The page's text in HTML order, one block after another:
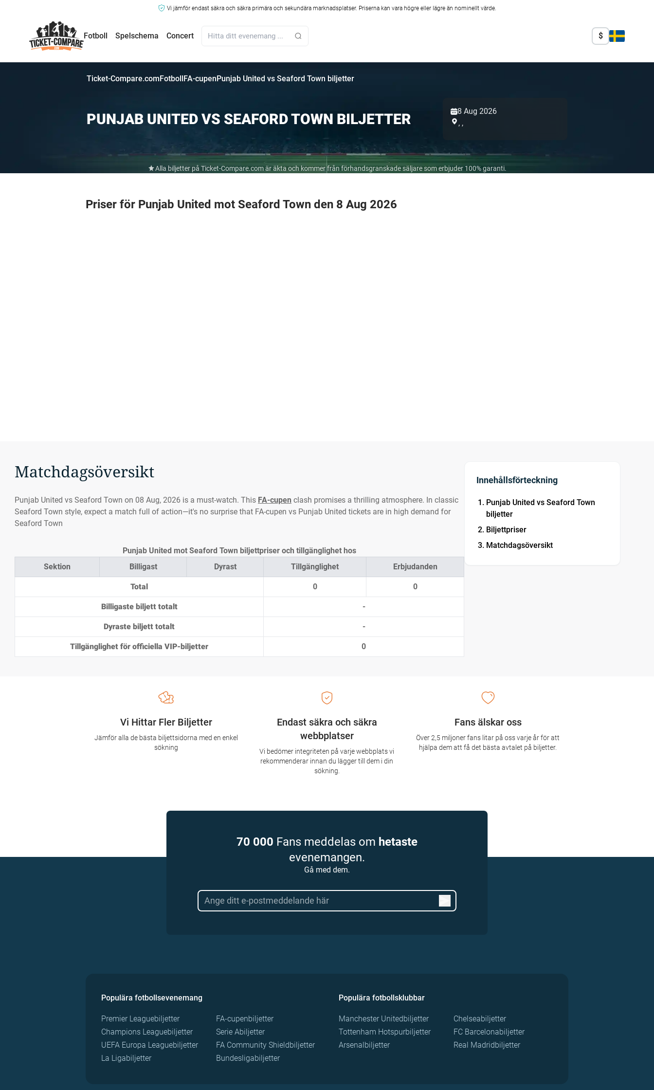
Vi jämför endast säkra och säkra primära och sekundära marknadsplatser. Priserna kan vara högre eller lägre än nominellt värde.
Fotboll Spelschema Concert $
Ticket-Compare.comFotbollFA-cupenPunjab United vs Seaford Town biljetter
PUNJAB UNITED VS SEAFORD TOWN BILJETTER
8 Aug 2026
, ,
Alla biljetter på Ticket-Compare.com är äkta och kommer från förhandsgranskade säljare som erbjuder 100% garanti.
Priser för Punjab United mot Seaford Town den 8 Aug 2026
Matchdagsöversikt
Punjab United vs Seaford Town on 08 Aug, 2026 is a must-watch. This FA-cupen clash promises a thrilling atmosphere. In classic
Seaford Town style, expect a match full of action—it's no surprise that FA-cupen vs Punjab United tickets are in high demand for
Seaford Town
Sektion Billigast Dyrast Tillgänglighet Erbjudanden
Total 0 0
Billigaste biljett totalt -
Dyraste biljett totalt -
Tillgänglighet för officiella VIP-biljetter 0
Punjab United mot Seaford Town biljettpriser och tillgänglighet hos
Innehållsförteckning
Punjab United vs Seaford Town
biljetter
Biljettpriser
Matchdagsöversikt
Endast säkra och säkra
webbplatser
Vi bedömer integriteten på varje webbplats vi
rekommenderar innan du lägger till dem i din
sökning.
Vi Hittar Fler Biljetter
Jämför alla de bästa biljettsidorna med en enkel
sökning
Fans älskar oss
Över 2,5 miljoner fans litar på oss varje år för att
hjälpa dem att få det bästa avtalet på biljetter.
70 000 Fans meddelas om hetaste
evenemangen.
Gå med dem.
Populära fotbollsevenemang
Premier Leaguebiljetter
Champions Leaguebiljetter
UEFA Europa Leaguebiljetter
La Ligabiljetter
FA-cupenbiljetter
Serie Abiljetter
FA Community Shieldbiljetter
Bundesligabiljetter
Populära fotbollsklubbar
Manchester Unitedbiljetter
Tottenham Hotspurbiljetter
Arsenalbiljetter
Chelseabiljetter
FC Barcelonabiljetter
Real Madridbiljetter